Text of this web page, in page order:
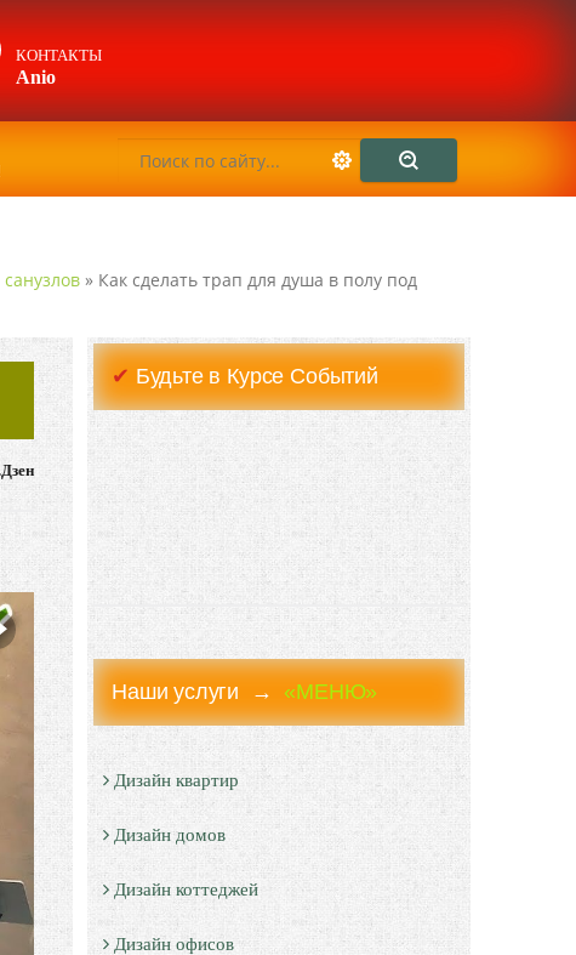
КОНТАКТЫ
Аnio
» Как сделать трап для душа в полу под
✔ Будьте в Курсе Событий
Наши услуги → «МЕНЮ»
Дизайн квартир
Дизайн домов
Дизайн коттеджей
Дизайн офисов